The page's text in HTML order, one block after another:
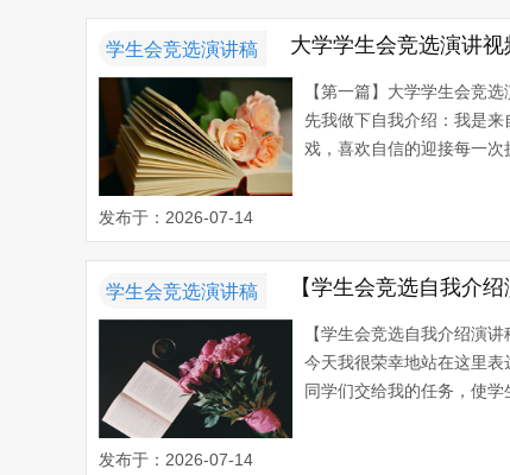
学生会竞选演讲稿 大学学生会竞选演讲
【第一篇】大学学生会
先我做下自我介绍：我是
戏，喜欢自信的迎接每一
发布于：2026-07-14
学生会竞选演讲稿 【学生会竞选自我介
【学生会竞选自我介绍
今天我很荣幸地站在这里表
同学们交给我的任务，使学
发布于：2026-07-14